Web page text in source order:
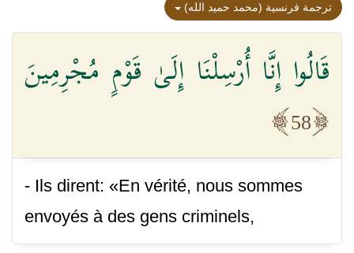
ترجمة فرنسية (محمد حميد الله)
قَالُوا إِنَّا أُرْسِلْنَا إِلَىٰ قَوْمٍ مُجْرِمِينَ
58
- Ils dirent: «En vérité, nous sommes
envoyés à des gens criminels,